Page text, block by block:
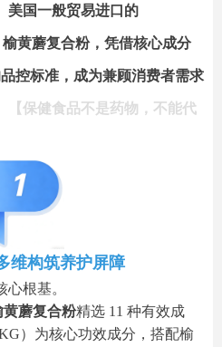
美国一般贸易进口的
黄蘑复合粉，凭借核心成分
控标准，成为兼顾消费者需求
【保健食品不是药物，不能代
维构筑养护屏障
根基。
蘑复合粉精选 11 种有效成
）为核心功效成分，搭配榆